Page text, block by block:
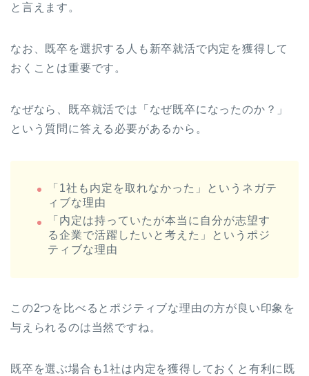
と言えます。
なお、既卒を選択する人も新卒就活で内定を獲得して
おくことは重要です。
なぜなら、既卒就活では「なぜ既卒になったのか？」
という質問に答える必要があるから。
「1社も内定を取れなかった」というネガテ
ィブな理由
「内定は持っていたが本当に自分が志望す
る企業で活躍したいと考えた」というポジ
ティブな理由
この2つを比べるとポジティブな理由の方が良い印象を
与えられるのは当然ですね。
既卒を選ぶ場合も1社は内定を獲得しておくと有利に既